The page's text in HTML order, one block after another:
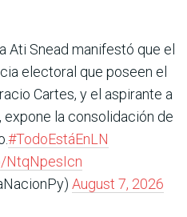
Ati Snead manifestó que el
electoral que poseen el
Cartes, y el aspirante a
expone la consolidación de
#TodoEstáEnLN
NtqNpesIcn
August 7, 2026